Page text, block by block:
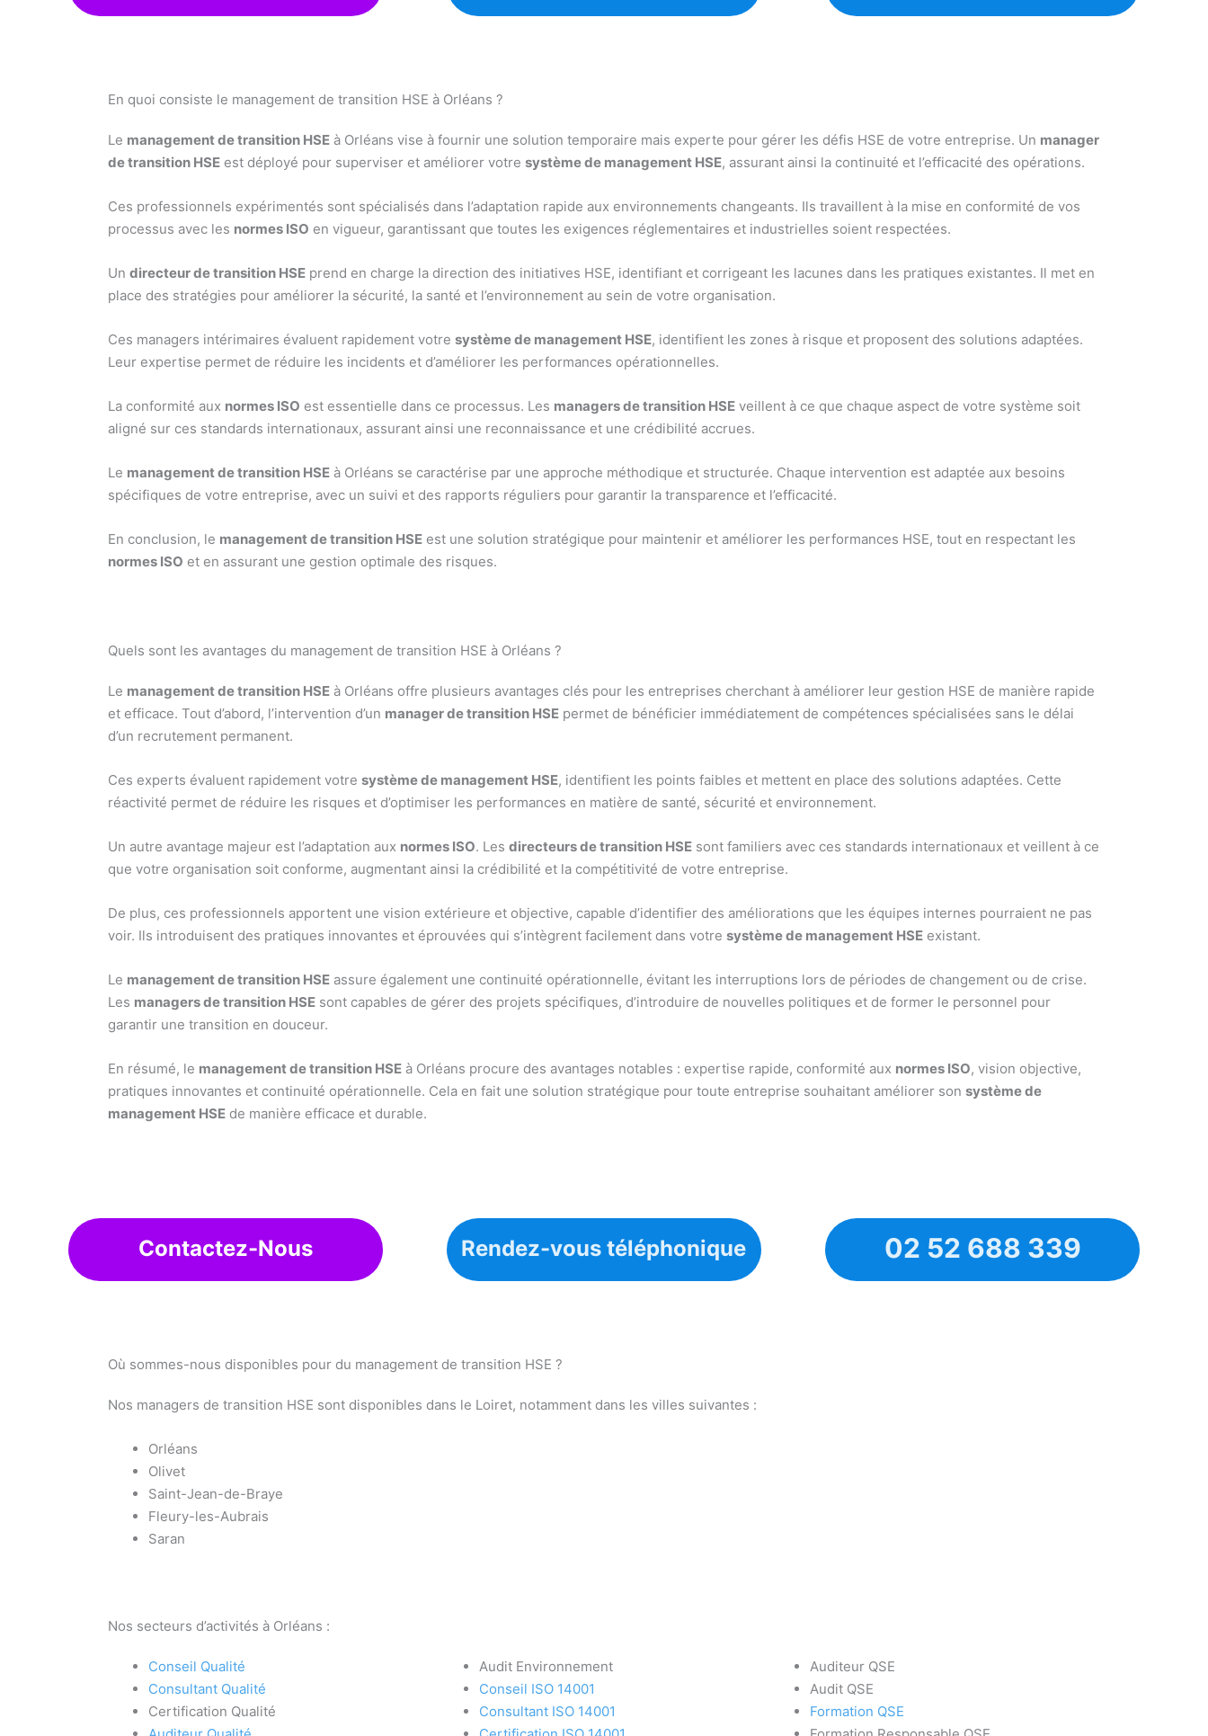
En quoi consiste le management de transition HSE à Orléans ?
Le management de transition HSE à Orléans vise à fournir une solution temporaire mais experte pour gérer les défis HSE de votre entreprise. Un manager
de transition HSE est déployé pour superviser et améliorer votresystème de management HSE, assurant ainsi la continuité et l’efficacité des opérations.
Ces professionnels expérimentés sont spécialisés dans l’adaptation rapide aux environnements changeants. Ils travaillent à la mise en conformité de vos
processus avec les normes ISO en vigueur, garantissant que toutes les exigences réglementaires et industrielles soient respectées.
Undirecteur de transition HSE prend en charge la direction des initiatives HSE, identifiant et corrigeant les lacunes dans les pratiques existantes. Il met en
place des stratégies pour améliorer la sécurité, la santé et l’environnement au sein de votre organisation.
Ces managers intérimaires évaluent rapidement votresystème de management HSE, identifient les zones à risque et proposent des solutions adaptées.
Leur expertise permet de réduire les incidents et d’améliorer les performances opérationnelles.
La conformité aux normes ISO est essentielle dans ce processus. Les managers de transition HSE veillent à ce que chaque aspect de votre système soit
aligné sur ces standards internationaux, assurant ainsi une reconnaissance et une crédibilité accrues.
Le management de transition HSE à Orléans se caractérise par une approche méthodique et structurée. Chaque intervention est adaptée aux besoins
spécifiques de votre entreprise, avec un suivi et des rapports réguliers pour garantir la transparence et l’efficacité.
En conclusion, le management de transition HSE est une solution stratégique pour maintenir et améliorer les performances HSE, tout en respectant les
normes ISO et en assurant une gestion optimale des risques.
Quels sont les avantages du management de transition HSE à Orléans ?
Le management de transition HSE à Orléans offre plusieurs avantages clés pour les entreprises cherchant à améliorer leur gestion HSE de manière rapide
et efficace. Tout d’abord, l’intervention d’un manager de transition HSE permet de bénéficier immédiatement de compétences spécialisées sans le délai
d’un recrutement permanent.
Ces experts évaluent rapidement votresystème de management HSE, identifient les points faibles et mettent en place des solutions adaptées. Cette
réactivité permet de réduire les risques et d’optimiser les performances en matière de santé, sécurité et environnement.
Un autre avantage majeur est l’adaptation aux normes ISO. Lesdirecteurs de transition HSE sont familiers avec ces standards internationaux et veillent à ce
que votre organisation soit conforme, augmentant ainsi la crédibilité et la compétitivité de votre entreprise.
De plus, ces professionnels apportent une vision extérieure et objective, capable d’identifier des améliorations que les équipes internes pourraient ne pas
voir. Ils introduisent des pratiques innovantes et éprouvées qui s’intègrent facilement dans votresystème de management HSE existant.
Le management de transition HSE assure également une continuité opérationnelle, évitant les interruptions lors de périodes de changement ou de crise.
Les managers de transition HSE sont capables de gérer des projets spécifiques, d’introduire de nouvelles politiques et de former le personnel pour
garantir une transition en douceur.
En résumé, le management de transition HSE à Orléans procure des avantages notables : expertise rapide, conformité aux normes ISO, vision objective,
pratiques innovantes et continuité opérationnelle. Cela en fait une solution stratégique pour toute entreprise souhaitant améliorer sonsystème de
management HSE de manière efficace et durable.
Contactez-Nous Rendez-vous téléphonique 02 52 688 339
Où sommes-nous disponibles pour du management de transition HSE ?
Nos managers de transition HSE sont disponibles dans le Loiret, notamment dans les villes suivantes :
Orléans
Olivet
Saint-Jean-de-Braye
Fleury-les-Aubrais
Saran
Nos secteurs d’activités à Orléans :
Conseil Qualité
Consultant Qualité
Certification Qualité
Audit Environnement
Conseil ISO 14001
Consultant ISO 14001
Auditeur QSE
Audit QSE
Formation QSE